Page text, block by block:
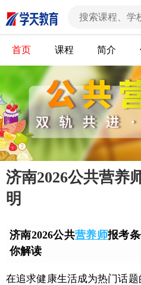
首页 课程 简介
济南2026公共营养
明
济南2026公共营养师报考
你解读
在追求健康生活成为热门话